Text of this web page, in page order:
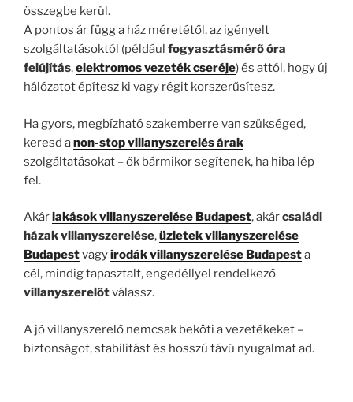
összegbe kerül.
A pontos ár függ a ház méretétől, az igényelt
szolgáltatásoktól (például fogyasztásmérő óra
felújítás,elektromos vezeték cseréje) és attól, hogy új
hálózatot építesz ki vagy régit korszerűsítesz.
Ha gyors, megbízható szakemberre van szükséged,
keresd anon-stop villanyszerelés árak
szolgáltatásokat – ők bármikor segítenek, ha hiba lép
fel.
Akár lakások villanyszerelése Budapest, akárcsaládi
házak villanyszerelése,üzletek villanyszerelése
Budapestvagyirodák villanyszerelése Budapesta
cél, mindig tapasztalt, engedéllyel rendelkező
villanyszerelőtválassz.
A jó villanyszerelő nemcsak beköti a vezetékeket –
biztonságot, stabilitást és hosszú távú nyugalmat ad.